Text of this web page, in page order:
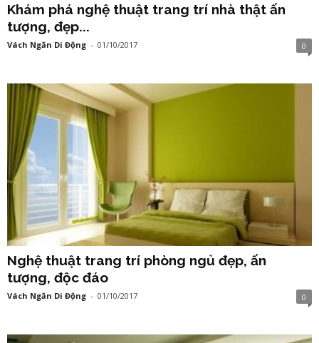
Khám phá nghệ thuật trang trí nhà thật ấn
tượng, đẹp...
Vách Ngăn Di Động - 01/10/2017 0
Nghệ thuật trang trí phòng ngủ đẹp, ấn
tượng, độc đáo
Vách Ngăn Di Động - 01/10/2017 0